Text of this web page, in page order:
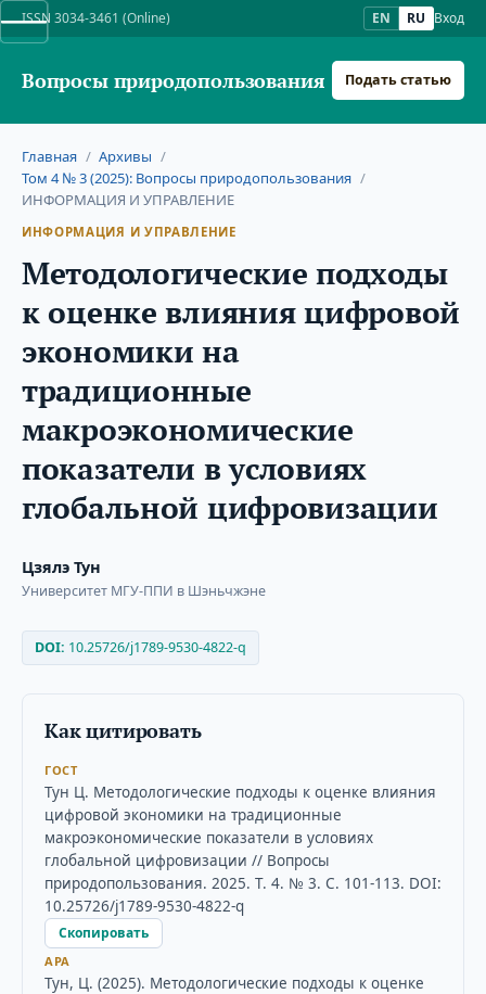
ISSN 3034-3461 (Online) EN RU Вход
Вопросы природопользования Подать статью
Главная / Архивы /
Том 4 № 3 (2025): Вопросы природопользования /
ИНФОРМАЦИЯ И УПРАВЛЕНИЕ
ИНФОРМАЦИЯ И УПРАВЛЕНИЕ
Методологические подходы
к оценке влияния цифровой
экономики на
традиционные
макроэкономические
показатели в условиях
глобальной цифровизации
Цзялэ Тун
Университет МГУ-ППИ в Шэньчжэне
DOI: 10.25726/j1789-9530-4822-q
Как цитировать
ГОСТ
Тун Ц. Методологические подходы к оценке влияния
цифровой экономики на традиционные
макроэкономические показатели в условиях
глобальной цифровизации // Вопросы
природопользования. 2025. Т. 4. № 3. С. 101-113. DOI:
10.25726/j1789-9530-4822-q
Скопировать
APA
Тун, Ц. (2025). Методологические подходы к оценке